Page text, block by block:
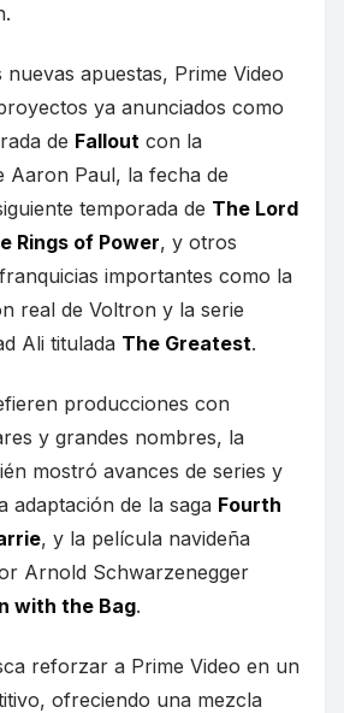
nuevas apuestas, Prime Video
ya anunciados como
de Fallout con la
Aaron Paul, la fecha de
temporada de The Lord
Rings of Power, y otros
importantes como la
real de Voltron y la serie
Ali titulada The Greatest.
producciones con
y grandes nombres, la
mostró avances de series y
adaptación de la saga Fourth
, y la película navideña
Arnold Schwarzenegger
with the Bag.
reforzar a Prime Video en un
ofreciendo una mezcla